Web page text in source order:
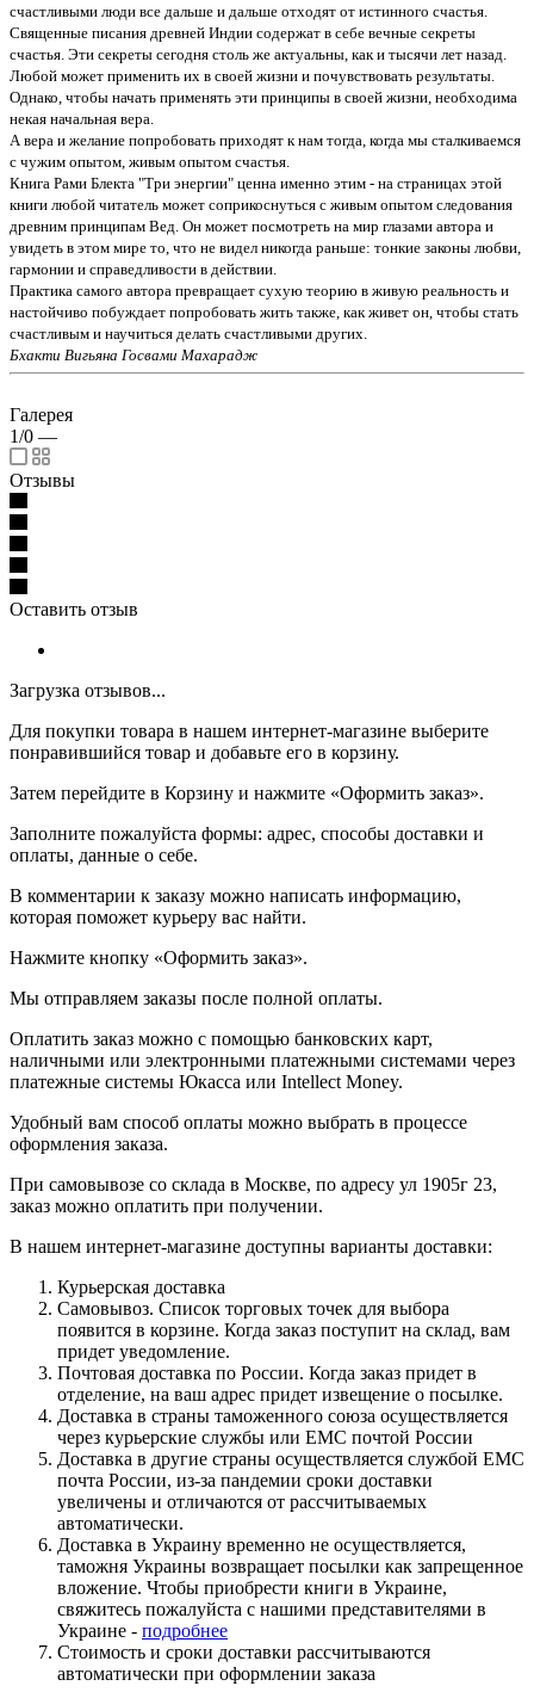
счастливыми люди все дальше и дальше отходят от истинного счастья.
Священные писания древней Индии содержат в себе вечные секреты
счастья. Эти секреты сегодня столь же актуальны, как и тысячи лет назад.
Любой может применить их в своей жизни и почувствовать результаты.
Однако, чтобы начать применять эти принципы в своей жизни, необходима
некая начальная вера.
А вера и желание попробовать приходят к нам тогда, когда мы сталкиваемся
с чужим опытом, живым опытом счастья.
Книга Рами Блекта "Три энергии" ценна именно этим - на страницах этой
книги любой читатель может соприкоснуться с живым опытом следования
древним принципам Вед. Он может посмотреть на мир глазами автора и
увидеть в этом мире то, что не видел никогда раньше: тонкие законы любви,
гармонии и справедливости в действии.
Практика самого автора превращает сухую теорию в живую реальность и
настойчиво побуждает попробовать жить также, как живет он, чтобы стать
счастливым и научиться делать счастливыми других.
Бхакти Вигьяна Госвами Махарадж
Галерея
1/0 —
Отзывы
Оставить отзыв
Загрузка отзывов...
Для покупки товара в нашем интернет-магазине выберите
понравившийся товар и добавьте его в корзину.
Затем перейдите в Корзину и нажмите «Оформить заказ».
Заполните пожалуйста формы: адрес, способы доставки и
оплаты, данные о себе.
В комментарии к заказу можно написать информацию,
которая поможет курьеру вас найти.
Нажмите кнопку «Оформить заказ».
Мы отправляем заказы после полной оплаты.
Оплатить заказ можно с помощью банковских карт,
наличными или электронными платежными системами через
платежные системы Юкасса или Intellect Money.
Удобный вам способ оплаты можно выбрать в процессе
оформления заказа.
При самовывозе со склада в Москве, по адресу ул 1905г 23,
заказ можно оплатить при получении.
В нашем интернет-магазине доступны варианты доставки:
Курьерская доставка
Самовывоз. Список торговых точек для выбора
появится в корзине. Когда заказ поступит на склад, вам
придет уведомление.
Почтовая доставка по России. Когда заказ придет в
отделение, на ваш адрес придет извещение о посылке.
Доставка в страны таможенного союза осуществляется
через курьерские службы или ЕМС почтой России
Доставка в другие страны осуществляется службой ЕМС
почта России, из-за пандемии сроки доставки
увеличены и отличаются от рассчитываемых
автоматически.
Доставка в Украину временно не осуществляется,
таможня Украины возвращает посылки как запрещенное
вложение. Чтобы приобрести книги в Украине,
свяжитесь пожалуйста с нашими представителями в
Украине - подробнее
Стоимость и сроки доставки рассчитываются
автоматически при оформлении заказа